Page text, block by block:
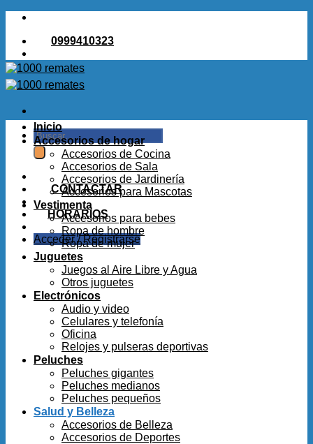
Saltar
contenido0999410323
Buscar
por:
CONTACTAR
HORARIOS
Acceder / Registrarse
Inicio
Accesorios de hogar
Accesorios de Cocina
Accesorios de Sala
Accesorios de Jardinería
Accesorios para Mascotas
Vestimenta
Accesorios para bebes
Ropa de hombre
Ropa de mujer
Juguetes
Juegos al Aire Libre y Agua
Otros juguetes
Electrónicos
Audio y video
Celulares y telefonía
Oficina
Relojes y pulseras deportivas
Peluches
Peluches gigantes
Peluches medianos
Peluches pequeños
Salud y Belleza
Accesorios de Belleza
Accesorios de Deportes